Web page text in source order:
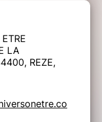
son
le premier
deuxieme
Sonore
10 h à 18h.
LA
REZE,